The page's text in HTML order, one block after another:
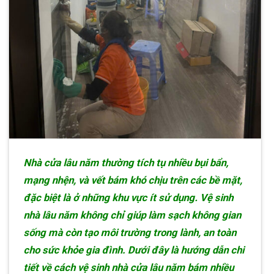
Nhà cửa lâu năm thường tích tụ nhiều bụi bẩn,
mạng nhện, và vết bám khó chịu trên các bề mặt,
đặc biệt là ở những khu vực ít sử dụng. Vệ sinh
nhà lâu năm không chỉ giúp làm sạch không gian
sống mà còn tạo môi trường trong lành, an toàn
cho sức khỏe gia đình. Dưới đây là hướng dẫn chi
tiết về cách vệ sinh nhà cửa lâu năm bám nhiều